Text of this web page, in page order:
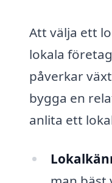
Att välja ett
lokala
påverkar
bygga en
anlita ett